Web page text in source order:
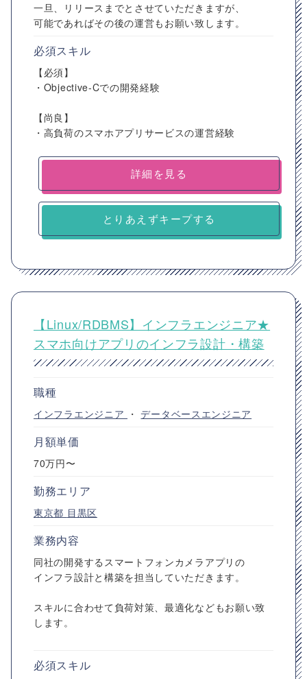
一旦、リリースまでとさせていただきますが、
可能であればその後の運営もお願い致します。
必須スキル
【必須】
・Objective-Cでの開発経験
【尚良】
・高負荷のスマホアプリサービスの運営経験
詳細を見る
とりあえずキープする
【Linux/RDBMS】インフラエンジニア★
スマホ向けアプリのインフラ設計・構築
職種
インフラエンジニア ・データベースエンジニア
月額単価
70万円〜
勤務エリア
東京都 目黒区
業務内容
同社の開発するスマートフォンカメラアプリの
インフラ設計と構築を担当していただきます。
スキルに合わせて負荷対策、最適化などもお願い致
します。
必須スキル